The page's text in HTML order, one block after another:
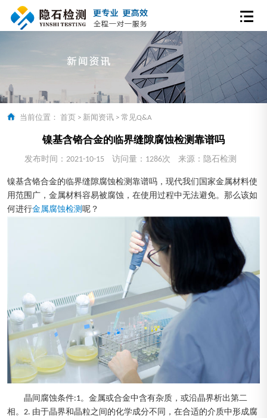
当前位置： 首页 > 新闻资讯 > 常见Q&A
镍基含铬合金的临界缝隙腐蚀检测靠谱吗
发布时间：2021-10-15 访问量：1286次 来源：隐石检测
镍基含铬合金的临界缝隙腐蚀检测靠谱吗，现代我们国家金属材料使
用范围广，金属材料容易被腐蚀，在使用过程中无法避免。那么该如
何进行金属腐蚀检测 呢？
晶间腐蚀条件:1。金属或合金中含有杂质，或沿晶界析出第二
相。2. 由于晶界和晶粒之间的化学成分不同，在合适的介质中形成腐